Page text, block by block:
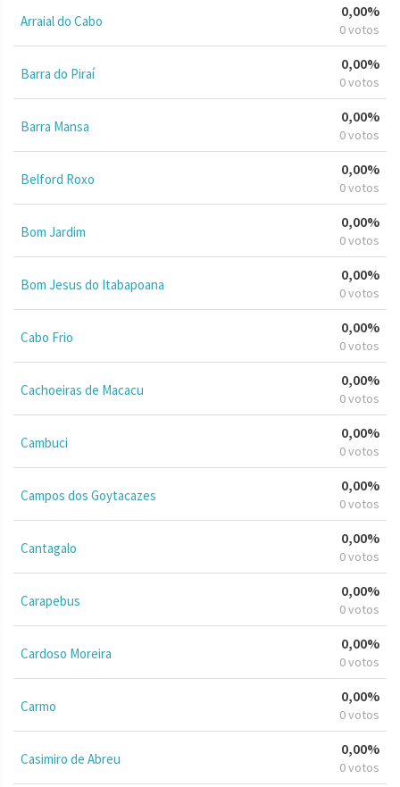
Arraial do Cabo
0,00%
0 votos
Barra do Piraí
0,00%
0 votos
Barra Mansa
0,00%
0 votos
Belford Roxo
0,00%
0 votos
Bom Jardim
0,00%
0 votos
Bom Jesus do Itabapoana
0,00%
0 votos
Cabo Frio
0,00%
0 votos
Cachoeiras de Macacu
0,00%
0 votos
Cambuci
0,00%
0 votos
Campos dos Goytacazes
0,00%
0 votos
Cantagalo
0,00%
0 votos
Carapebus
0,00%
0 votos
Cardoso Moreira
0,00%
0 votos
Carmo
0,00%
0 votos
Casimiro de Abreu
0,00%
0 votos